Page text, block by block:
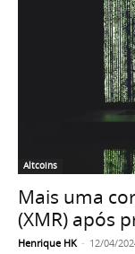
Altcoins
Mais uma
(XMR) após
Henrique HK - 12/04/